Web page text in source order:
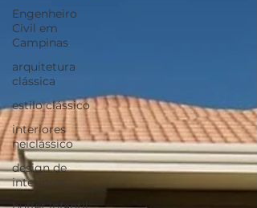
Engenheiro
Civil em
Campinas
arquitetura
clássica
estilo clássico
interiores
neiclássico
design de
interiores